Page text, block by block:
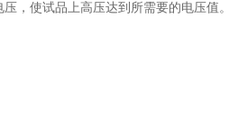
，使试品上高压达到所需要的电压值。